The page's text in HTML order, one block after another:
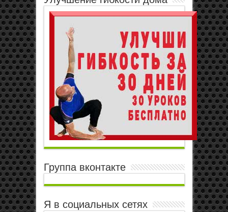
Группа вконтакте
Я в социальных сетях